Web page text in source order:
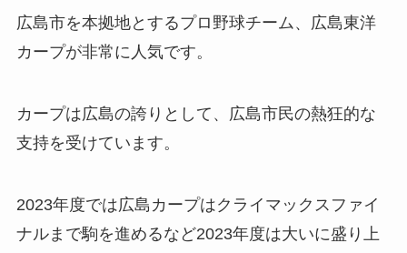
広島市を本拠地とするプロ野球チーム、広島東洋
カープが非常に人気です。
カープは広島の誇りとして、広島市民の熱狂的な
支持を受けています。
2023年度では広島カープはクライマックスファイ
ナルまで駒を進めるなど2023年度は大いに盛り上